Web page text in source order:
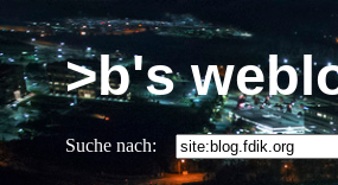
>b's
Suche nach: